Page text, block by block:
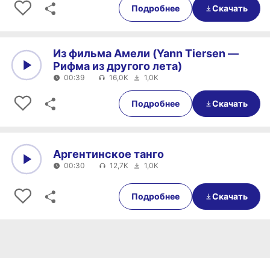
Подробнее Скачать
00:39
Из фильма Амели (Yann Tiersen —
Рифма из другого лета)
00:39 16,0K 1,0K
Подробнее Скачать
00:30
Аргентинское танго
00:30 12,7K 1,0K
Подробнее Скачать